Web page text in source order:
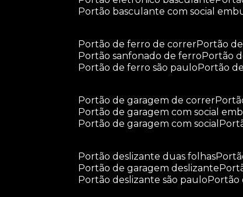
portão basculante com social
portão de ferro de correr
portão
portão sanfonado de ferro
portão
portão de ferro são paulo
portão
portão de garagem de correr
portão de garagem com social
portão de garagem com social
portão deslizante duas folhas
portão de garagem deslizante
portão deslizante são paulo